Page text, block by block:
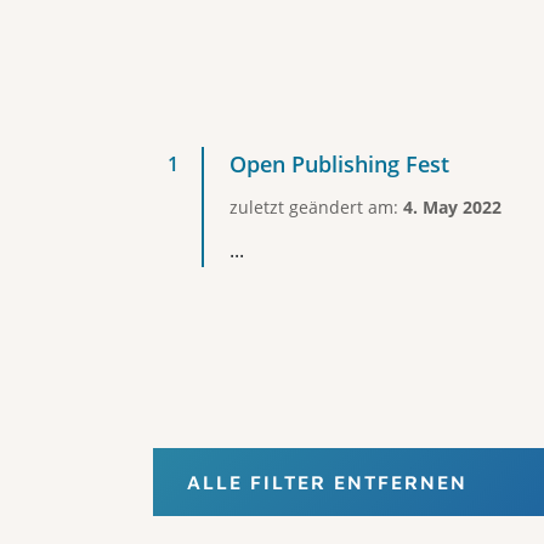
Open Publishing Fest
zuletzt geändert am: 4. May 2022
...
ALLE FILTER ENTFERNEN